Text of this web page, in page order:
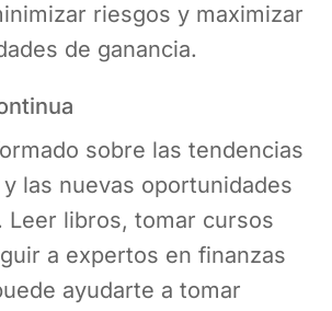
riesgos y maximizar
de ganancia.
sobre las tendencias
las nuevas oportunidades
Leer libros, tomar cursos
a expertos en finanzas
ayudarte a tomar